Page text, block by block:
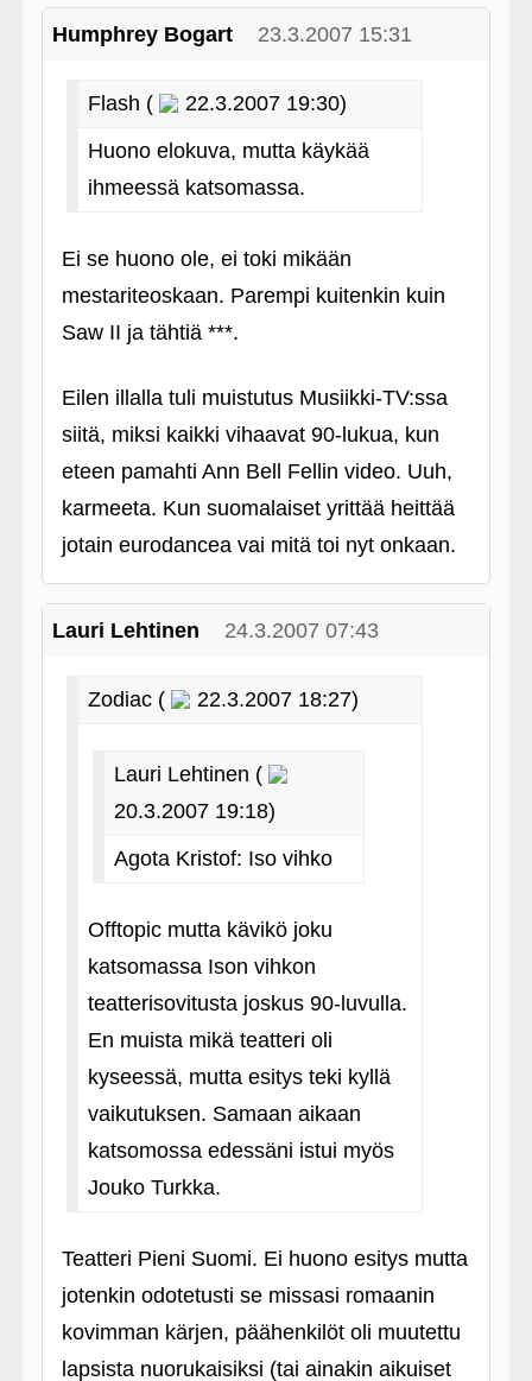
Humphrey Bogart 23.3.2007 15:31
Flash (
22.3.2007 19:30)
Huono elokuva, mutta käykää
ihmeessä katsomassa.
Ei se huono ole, ei toki mikään
mestariteoskaan. Parempi kuitenkin kuin
Saw II ja tähtiä ***.
Eilen illalla tuli muistutus Musiikki-TV:ssa
siitä, miksi kaikki vihaavat 90-lukua, kun
eteen pamahti Ann Bell Fellin video. Uuh,
karmeeta. Kun suomalaiset yrittää heittää
jotain eurodancea vai mitä toi nyt onkaan.
Lauri Lehtinen 24.3.2007 07:43
Zodiac ( 22.3.2007 18:27)
Lauri Lehtinen (
20.3.2007 19:18)
Agota Kristof: Iso vihko
Offtopic mutta kävikö joku
katsomassa Ison vihkon
teatterisovitusta joskus 90-luvulla.
En muista mikä teatteri oli
kyseessä, mutta esitys teki kyllä
vaikutuksen. Samaan aikaan
katsomossa edessäni istui myös
Jouko Turkka.
Teatteri Pieni Suomi. Ei huono esitys mutta
jotenkin odotetusti se missasi romaanin
kovimman kärjen, päähenkilöt oli muutettu
lapsista nuorukaisiksi (tai ainakin aikuiset